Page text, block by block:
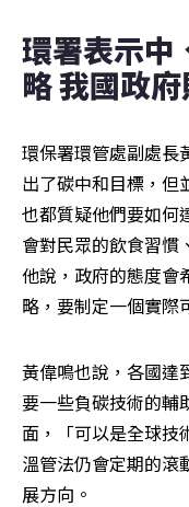
環署表示中
略 我國政
環保署環管處副處長
出了碳中和目標，但
也都質疑他們要如何
會對民眾的飲食習慣
他說，政府的態度會
略，要制定一個實際
黃偉鳴也說，各國達
要一些負碳技術的輔
面，「可以是全球技
溫管法仍會定期的滾
展方向。